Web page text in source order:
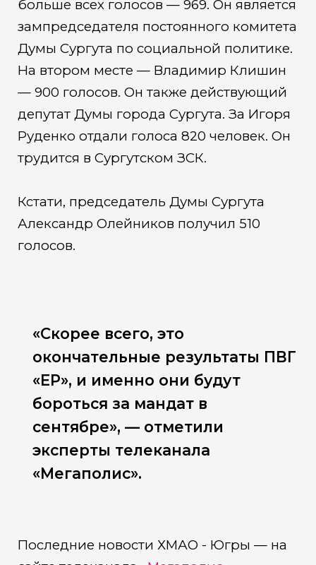
больше всех голосов — 969. Он является
зампредседателя постоянного комитета
Думы Сургута по социальной политике.
На втором месте — Владимир Клишин
— 900 голосов. Он также действующий
депутат Думы города Сургута. За Игоря
Руденко отдали голоса 820 человек. Он
трудится в Сургутском ЗСК.
Кстати, председатель Думы Сургута
Александр Олейников получил 510
голосов.
«Скорее всего, это
окончательные результаты ПВГ
«ЕР», и именно они будут
бороться за мандат в
сентябре», — отметили
эксперты телеканала
«Мегаполис».
Последние новости ХМАО - Югры — на